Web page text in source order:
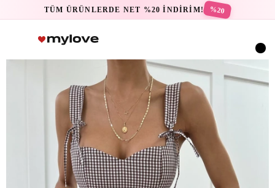
TÜM ÜRÜNLERDE NET %20 İNDİRİM! %20